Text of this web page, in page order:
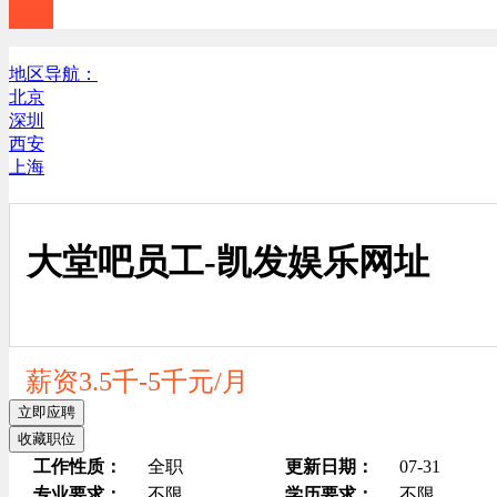
地区导航：
北京
深圳
西安
上海
大堂吧员工-凯发娱乐网址
薪资3.5千-5千元/月
立即应聘
收藏职位
工作性质： 全职 更新日期：
07-31